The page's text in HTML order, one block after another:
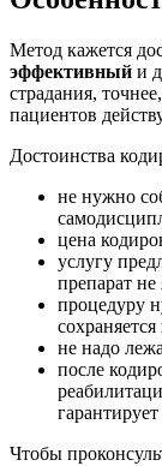
Метод кажется
эффективный и
страдания,
пациентов
Достоинства
не нужно
цена
услугу
препарат не
процедуру
не надо
после
Чтобы